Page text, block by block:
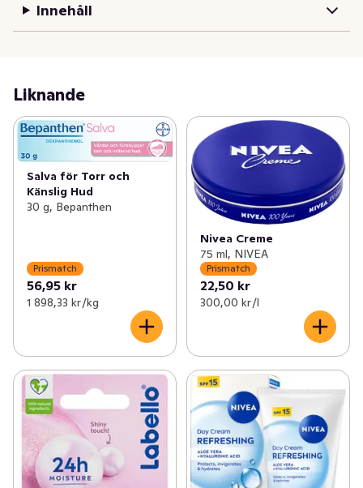
Innehåll
Liknande
Salva för Torr och
Känslig Hud
30 g, Bepanthen
Prismatch
56,95 kr
1 898,33 kr /kg
Nivea Creme
75 ml, NIVEA
Prismatch
22,50 kr
300,00 kr /l